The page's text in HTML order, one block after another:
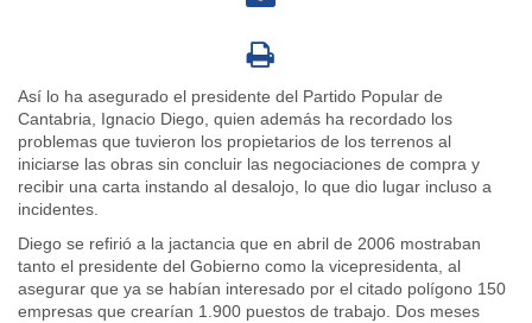
Así lo ha asegurado el presidente del Partido Popular de
Cantabria, Ignacio Diego, quien además ha recordado los
problemas que tuvieron los propietarios de los terrenos al
iniciarse las obras sin concluir las negociaciones de compra y
recibir una carta instando al desalojo, lo que dio lugar incluso a
incidentes.
Diego se refirió a la jactancia que en abril de 2006 mostraban
tanto el presidente del Gobierno como la vicepresidenta, al
asegurar que ya se habían interesado por el citado polígono 150
empresas que crearían 1.900 puestos de trabajo. Dos meses